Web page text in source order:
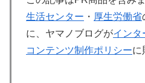
生活センター ・ 厚生労働省
に、ヤマノブログがインタ
コンテンツ制作ポリシーに